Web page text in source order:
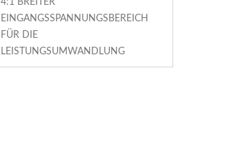
EINGANGSSPANNUNGSBEREICH
FÜR DIE
LEISTUNGSUMWANDLUNG